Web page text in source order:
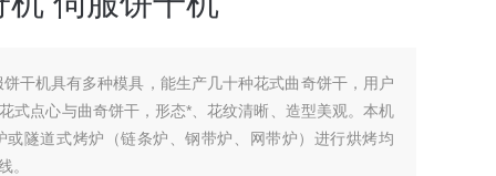
饼干机具有多种模具，能生产几十种花式曲奇饼干，用户
式点心与曲奇饼干，形态*、花纹清晰、造型美观。本机
隧道式烤炉（链条炉、钢带炉、网带炉）进行烘烤均
。